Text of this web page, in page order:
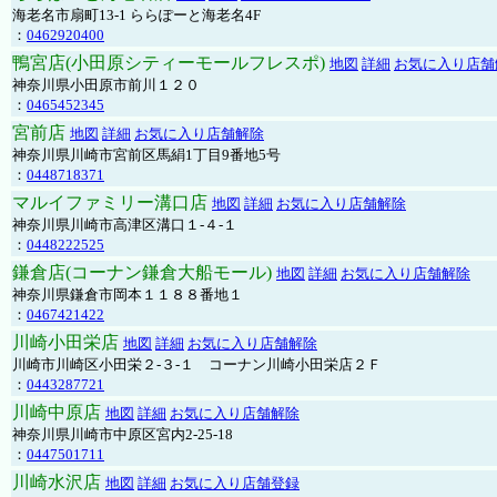
海老名市扇町13-1 ららぽーと海老名4F
： 0462920400
鴨宮店(小田原シティーモールフレスポ) 地図 詳細 お気に入り店
神奈川県小田原市前川１２０
： 0465452345
宮前店 地図 詳細 お気に入り店舗解除
神奈川県川崎市宮前区馬絹1丁目9番地5号
： 0448718371
マルイファミリー溝口店 地図 詳細 お気に入り店舗解除
神奈川県川崎市高津区溝口１-４-１
： 0448222525
鎌倉店(コーナン鎌倉大船モール) 地図 詳細 お気に入り店舗解除
神奈川県鎌倉市岡本１１８８番地１
： 0467421422
川崎小田栄店 地図 詳細 お気に入り店舗解除
川崎市川崎区小田栄２‐３‐１ コーナン川崎小田栄店２Ｆ
： 0443287721
川崎中原店 地図 詳細 お気に入り店舗解除
神奈川県川崎市中原区宮内2-25-18
： 0447501711
川崎水沢店 地図 詳細 お気に入り店舗登録